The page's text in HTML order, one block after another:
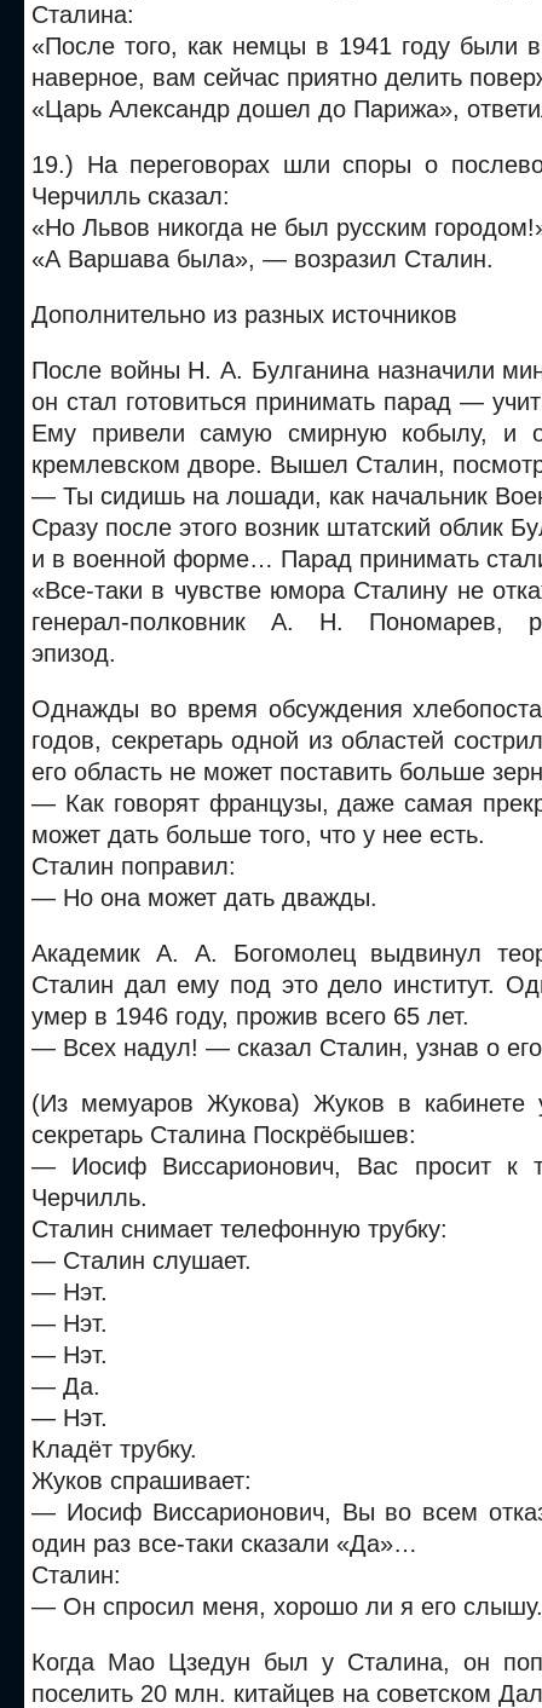
Сталина:
«После того, как немцы в 1941 году были
наверное, вам сейчас приятно делить
«Царь Александр дошел до Парижа»,
19.) На переговорах шли споры о
Черчилль сказал:
«Но Львов никогда не был русским
«А Варшава была», — возразил Сталин.
Дополнительно из разных источников
После войны Н. А. Булганина назначили
он стал готовиться принимать парад —
Ему привели самую смирную кобылу, и
кремлевском дворе. Вышел Сталин,
— Ты сидишь на лошади, как начальник
Сразу после этого возник штатский облик
и в военной форме… Парад принимать
«Все-таки в чувстве юмора Сталину не
генерал-полковник А. Н. Пономарев,
эпизод.
Однажды во время обсуждения
годов, секретарь одной из областей
его область не может поставить больше
— Как говорят французы, даже самая
может дать больше того, что у нее есть.
Сталин поправил:
— Но она может дать дважды.
Академик А. А. Богомолец выдвинул
Сталин дал ему под это дело институт.
умер в 1946 году, прожив всего 65 лет.
— Всех надул! — сказал Сталин, узнав о
(Из мемуаров Жукова) Жуков в кабинете
секретарь Сталина Поскрёбышев:
— Иосиф Виссарионович, Вас просит к
Черчилль.
Сталин снимает телефонную трубку:
— Сталин слушает.
— Нэт.
— Нэт.
— Нэт.
— Да.
— Нэт.
Кладёт трубку.
Жуков спрашивает:
— Иосиф Виссарионович, Вы во всем
один раз все-таки сказали «Да»…
Сталин:
— Он спросил меня, хорошо ли я его слышу.
Когда Мао Цзедун был у Сталина, он
поселить 20 млн. китайцев на советском